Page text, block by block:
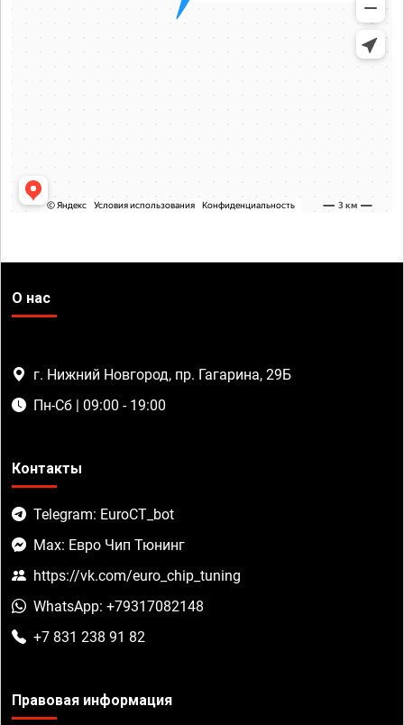
О нас
г. Нижний Новгород, пр. Гагарина, 29Б
Пн-Сб | 09:00 - 19:00
Контакты
Telegram: EuroCT_bot
Max: Евро Чип Тюнинг
https://vk.com/euro_chip_tuning
WhatsApp: +79317082148
+7 831 238 91 82
Правовая информация